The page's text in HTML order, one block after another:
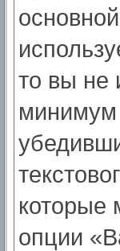
то вы не
минимум
которые
опции